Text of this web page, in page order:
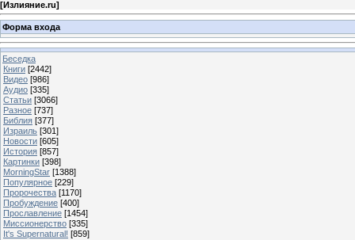
[Излияние.ru]
Форма входа
Беседка
Книги [2442]
Видео [986]
Аудио [335]
Статьи [3066]
Разное [737]
Библия [377]
Израиль [301]
Новости [605]
История [857]
Картинки [398]
MorningStar [1388]
Популярное [229]
Пророчества [1170]
Пробуждение [400]
Прославление [1454]
Миссионерство [335]
It's Supernatural! [859]